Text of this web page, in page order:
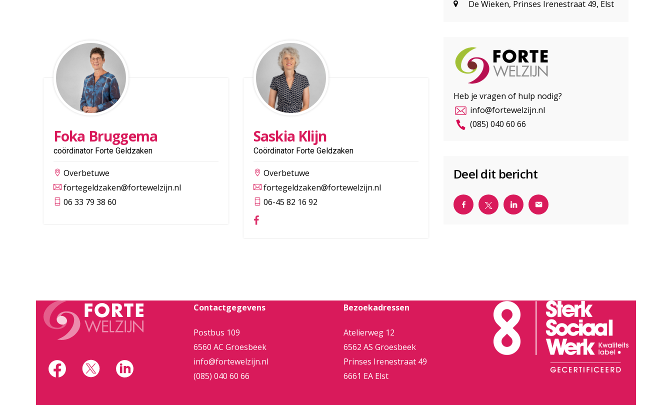
Foka Bruggema
coördinator Forte Geldzaken
Overbetuwe
fortegeldzaken@fortewelzijn.nl
06 33 79 38 60
Saskia Klijn
Coördinator Forte Geldzaken
Overbetuwe
fortegeldzaken@fortewelzijn.nl
06-45 82 16 92
De Wieken, Prinses Irenestraat 49, Elst
Heb je vragen of hulp nodig?
info@fortewelzijn.nl
(085) 040 60 66
Deel dit bericht
Contactgegevens
Postbus 109
6560 AC Groesbeek
info@fortewelzijn.nl
(085) 040 60 66
Bezoekadressen
Atelierweg 12
6562 AS Groesbeek
Prinses Irenestraat 49
6661 EA Elst